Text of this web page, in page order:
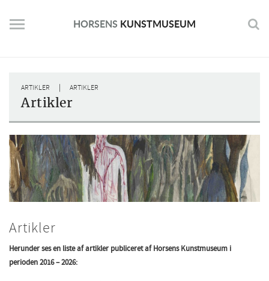
content
HORSENS KUNSTMUSEUM
ARTIKLER | ARTIKLER
Artikler
Artikler
Herunder ses en liste af artikler publiceret af Horsens Kunstmuseum i
perioden 2016 – 2026: